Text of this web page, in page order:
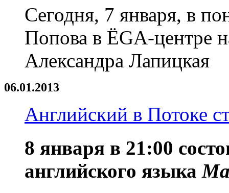
Сегодня, 7 января, в
Попова в ЁGA-центре
Александра Лапицкая
06.01.2013
Английский в Потоке
8 января в 21:00
английского языка